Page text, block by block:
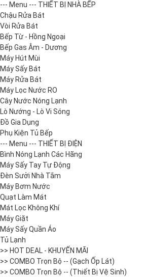
--- Menu --- THIẾT BỊ NHÀ BẾP
Chậu Rửa Bát
Vòi Rửa Bát
Bếp Từ - Hồng Ngoại
Bếp Gas Âm - Dương
Máy Hút Mùi
Máy Sấy Bát
Máy Rửa Bát
Máy Lọc Nước RO
Cây Nước Nóng Lạnh
Lò Nướng - Lò Vi Sóng
Đồ Gia Dụng
Phụ Kiện Tủ Bếp
--- Menu --- THIẾT BỊ ĐIỆN
Bình Nóng Lạnh Các Hãng
Máy Sấy Tay Tự Động
Đèn Sưởi Nhà Tắm
Máy Bơm Nước
Quạt Làm Mát
Mát Lọc Không Khí
Máy Giặt
Máy Sấy Quần Áo
Tủ Lạnh
>> HOT DEAL - KHUYẾN MÃI
>> COMBO Trọn Bộ -- (Gạch Ốp Lát)
>> COMBO Trọn Bộ -- (Thiết Bị Vệ Sinh)